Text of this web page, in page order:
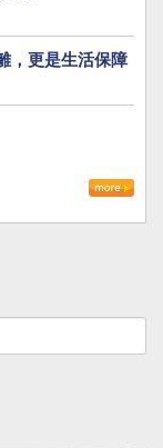
，更是生活保障